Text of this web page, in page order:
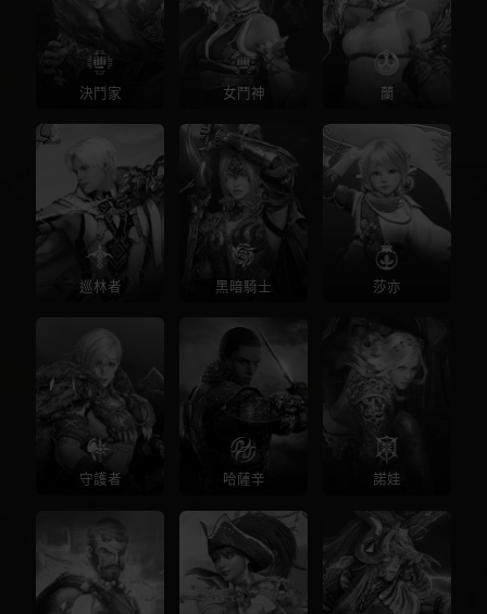
決鬥家 女鬥神 蘭
巡林者 黑暗騎士 莎亦
守護者 哈薩辛 諾娃